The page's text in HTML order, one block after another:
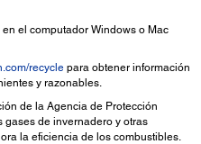
el computador Windows o Mac
recycle para obtener información
y razonables.
de la Agencia de Protección
gases de invernadero y otras
la eficiencia de los combustibles.